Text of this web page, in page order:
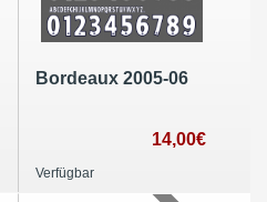
Bordeaux 2005-06
14,00€
Verfügbar